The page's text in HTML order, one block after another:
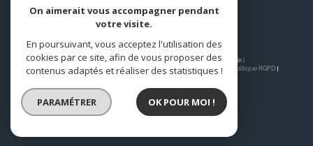
PROPRIÉTAIRE
Se connecter
© 2026 | Tous droits réservés | Traduction powered by Google |
Nos honoraires
Plan du site Mentions légales Admin Nos liens
Politique RGPD
On aimerait vous accompagner pendant
votre visite.
En poursuivant, vous acceptez l'utilisation des
cookies par ce site, afin de vous proposer des
contenus adaptés et réaliser des statistiques !
PARAMÉTRER OK POUR MOI !